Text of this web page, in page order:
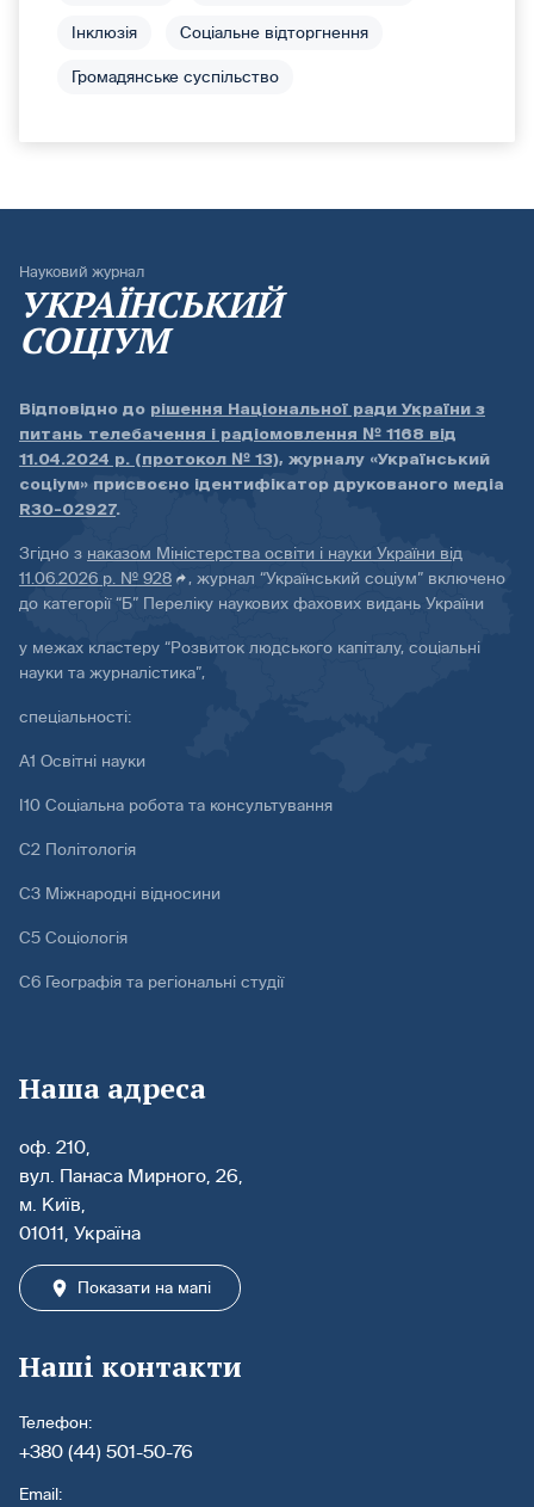
Інклюзія Соціальне відторгнення
Громадянське суспільство
Науковий журнал
УКРАЇНСЬКИЙ
СОЦІУМ
Відповідно до рішення Національної ради України з
питань телебачення і радіомовлення № 1168 від
11.04.2024 р. (протокол № 13), журналу «Український
соціум» присвоєно ідентифікатор друкованого медіа
R30-02927.
Згідно з наказом Міністерства освіти і науки України від
11.06.2026 р. № 928
, журнал “Український соціум” включено
до категорії “Б” Переліку наукових фахових видань України
у межах кластеру “Розвиток людського капіталу, соціальні
науки та журналістика”,
спеціальності:
А1 Освітні науки
І10 Соціальна робота та консультування
С2 Політологія
С3 Міжнародні відносини
С5 Соціологія
С6 Географія та регіональні студії
Наша адреса
оф. 210,
вул. Панаса Мирного, 26,
м. Київ,
01011, Україна
Показати на мапі
Наші контакти
Телефон:
+380 (44) 501-50-76
Email: